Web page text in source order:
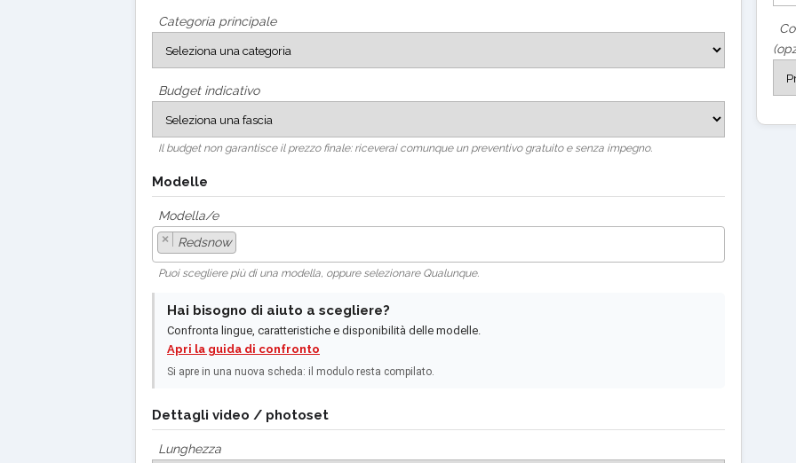
Categoria principale
Budget indicativo
Il budget non garantisce il prezzo finale: riceverai comunque un preventivo gratuito e senza impegno.
Modelle
Modella/e
×
Redsnow
Puoi scegliere più di una modella, oppure selezionare Qualunque.
Hai bisogno di aiuto a scegliere?
Confronta lingue, caratteristiche e disponibilità delle modelle.
Apri la guida di confronto
Si apre in una nuova scheda: il modulo resta compilato.
Dettagli video / photoset
Lunghezza